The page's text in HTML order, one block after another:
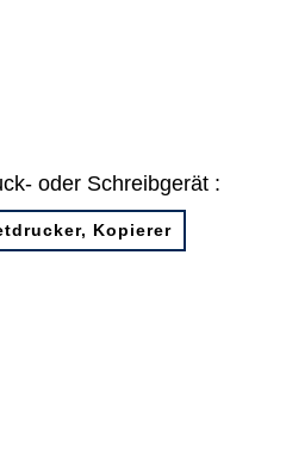
oder Schreibgerät :
Kopierer